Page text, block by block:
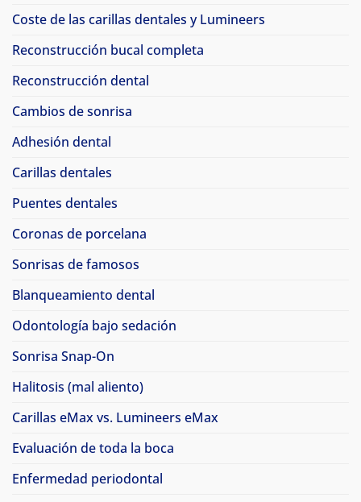
Coste de las carillas dentales y Lumineers
Reconstrucción bucal completa
Reconstrucción dental
Cambios de sonrisa
Adhesión dental
Carillas dentales
Puentes dentales
Coronas de porcelana
Sonrisas de famosos
Blanqueamiento dental
Odontología bajo sedación
Sonrisa Snap-On
Halitosis (mal aliento)
Carillas eMax vs. Lumineers eMax
Evaluación de toda la boca
Enfermedad periodontal